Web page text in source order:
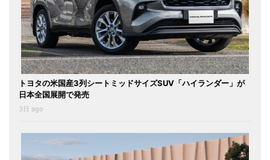
トヨタの米国産3列シートミッドサイズSUV「ハイランダー」が
日本全国展開で発売
3日 ago